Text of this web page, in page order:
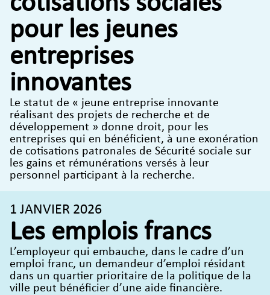
pour les jeunes
entreprises
innovantes
Le statut de « jeune entreprise innovante
réalisant des projets de recherche et de
développement » donne droit, pour les
entreprises qui en bénéficient, à une exonération
de cotisations patronales de Sécurité sociale sur
les gains et rémunérations versés à leur
personnel participant à la recherche.
1 JANVIER 2026
Les emplois francs
L’employeur qui embauche, dans le cadre d’un
emploi franc, un demandeur d’emploi résidant
dans un quartier prioritaire de la politique de la
ville peut bénéficier d’une aide financière.